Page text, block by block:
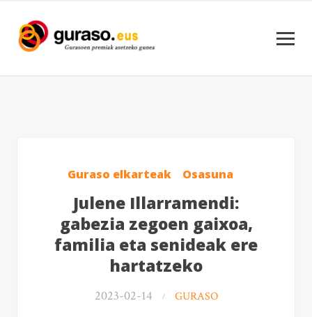
Guraso elkarteak Osasuna
Julene Illarramendi:
gabezia zegoen gaixoa,
familia eta senideak ere
hartatzeko
2023-02-14 GURASO